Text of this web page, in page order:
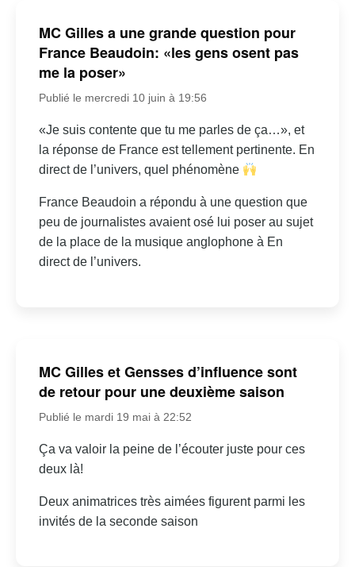
MC Gilles a une grande question pour
France Beaudoin: «les gens osent pas
me la poser»
Publié le mercredi 10 juin à 19:56
«Je suis contente que tu me parles de ça…», et
la réponse de France est tellement pertinente. En
direct de l’univers, quel phénomène
France Beaudoin a répondu à une question que
peu de journalistes avaient osé lui poser au sujet
de la place de la musique anglophone à En
direct de l’univers.
MC Gilles et Gensses d’influence sont
de retour pour une deuxième saison
Publié le mardi 19 mai à 22:52
Ça va valoir la peine de l’écouter juste pour ces
deux là!
Deux animatrices très aimées figurent parmi les
invités de la seconde saison